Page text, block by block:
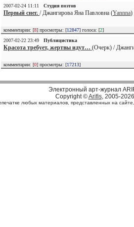
2007-02-24 11:11
Студия поэтов
Первый снег. / Джангирова Яна Павловна (Yannna)
комментарии: [8] просмотры: [12847] голоса: [2]
2007-02-22 23:49
Публицистика
Красота требует, жертвы идут… (Очерк) /
комментарии: [0] просмотры: [17213]
Электронный арт-журнал
Copyright ©Arifis, 2005-2026
любых материалов, представленных на